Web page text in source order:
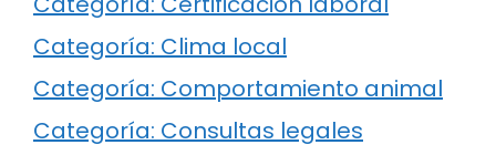
Categoría: Clima local
Categoría: Comportamiento animal
Categoría: Consultas legales